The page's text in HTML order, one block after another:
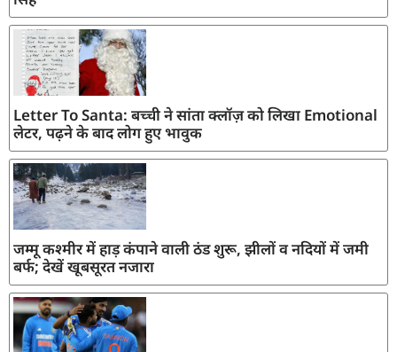
Letter To Santa: बच्ची ने सांता क्लॉज़ को लिखा Emotional
लेटर, पढ़ने के बाद लोग हुए भावुक
जम्मू कश्मीर में हाड़ कंपाने वाली ठंड शुरू, झीलों व नदियों में जमी
बर्फ; देखें खूबसूरत नजारा